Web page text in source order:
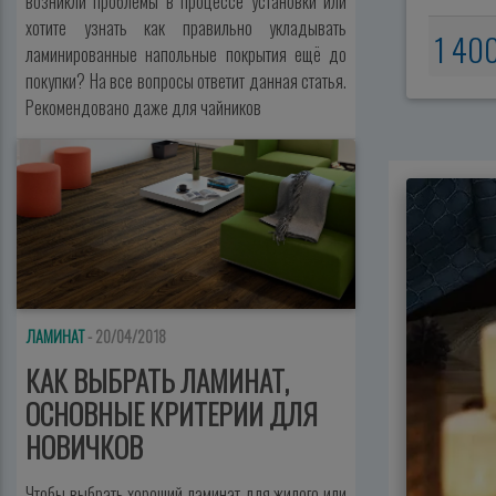
хотите узнать как правильно укладывать
ламинированные напольные покрытия ещё до
покупки? На все вопросы ответит данная статья.
Рекомендовано даже для чайников
ЛАМИНАТ- 20/04/2018
КАК ВЫБРАТЬ ЛАМИНАТ,
ОСНОВНЫЕ КРИТЕРИИ ДЛЯ
НОВИЧКОВ
1